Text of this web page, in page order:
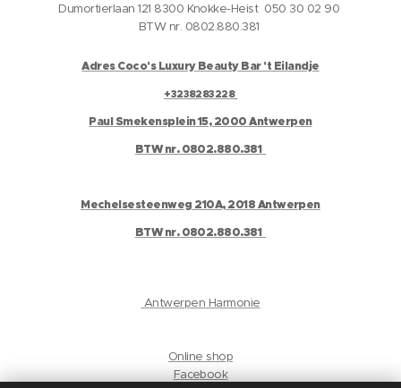
Dumortierlaan 121 8300 Knokke-Heist 050 30 02 90
BTW nr. 0802.880.381
Adres Coco's Luxury Beauty Bar 't Eilandje
+3238283228
Paul Smekensplein 15, 2000 Antwerpen
BTW nr. 0802.880.381
Mechelsesteenweg 210A, 2018 Antwerpen
BTW nr. 0802.880.381
Antwerpen Harmonie
Online shop
Facebook